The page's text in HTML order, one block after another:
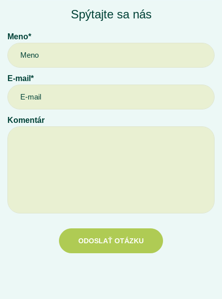
Spýtajte sa nás
Meno*
E-mail*
Komentár
ODOSLAŤ OTÁZKU